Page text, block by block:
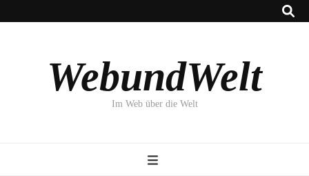
WebundWelt
Im Web über die Welt